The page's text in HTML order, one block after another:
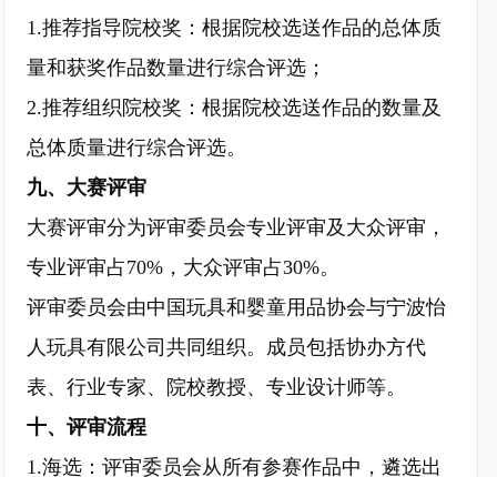
1.推荐指导院校奖：根据院校选送作品的总体质
量和获奖作品数量进行综合评选；
2.推荐组织院校奖：根据院校选送作品的数量及
总体质量进行综合评选。
九、大赛评审
大赛评审分为评审委员会专业评审及大众评审，
专业评审占70%，大众评审占30%。
评审委员会由中国玩具和婴童用品协会与宁波怡
人玩具有限公司共同组织。成员包括协办方代
表、行业专家、院校教授、专业设计师等。
十、评审流程
1.海选：评审委员会从所有参赛作品中，遴选出